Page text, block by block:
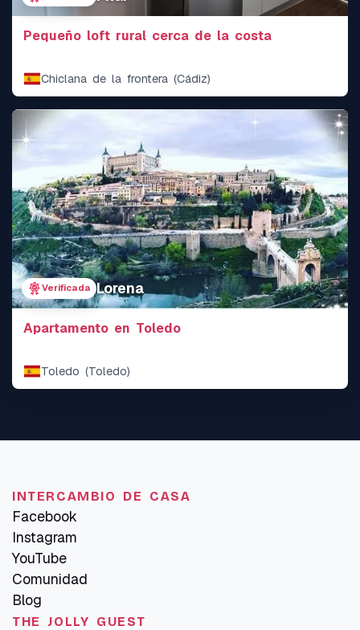
Pequeño loft rural cerca de la costa
Chiclana de la frontera (Cádiz)
Verificada Lorena
Apartamento en Toledo
Toledo (Toledo)
INTERCAMBIO DE CASA
Facebook
Instagram
YouTube
Comunidad
Blog
THE JOLLY GUEST